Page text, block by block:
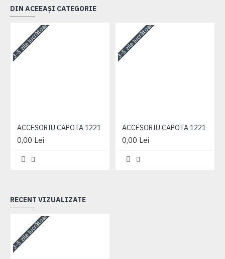
DIN ACEEAȘI CATEGORIE
3-5 zile lucrătoare
ACCESORIU CAPOTA 1221
0,00 Lei
3-5 zile lucrătoare
ACCESORIU CAPOTA 1221
0,00 Lei
RECENT VIZUALIZATE
3-5 zile lucrătoare